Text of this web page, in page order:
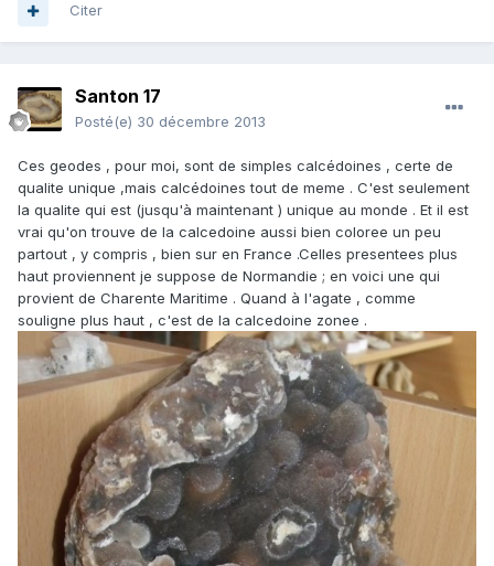
Citer
Santon 17
Posté(e) 30 décembre 2013
Ces geodes , pour moi, sont de simples calcédoines , certe de
qualite unique ,mais calcédoines tout de meme . C'est seulement
la qualite qui est (jusqu'à maintenant ) unique au monde . Et il est
vrai qu'on trouve de la calcedoine aussi bien coloree un peu
partout , y compris , bien sur en France .Celles presentees plus
haut proviennent je suppose de Normandie ; en voici une qui
provient de Charente Maritime . Quand à l'agate , comme
souligne plus haut , c'est de la calcedoine zonee .